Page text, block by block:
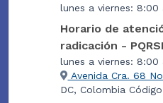
lunes a viernes:
Horario de
radicación -
lunes a viernes:
Avenida Cra. 68
DC, Colombia Código